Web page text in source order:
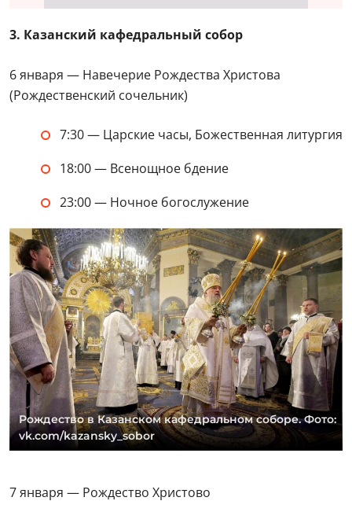
3. Казанский кафедральный собор
6 января — Навечерие Рождества Христова
(Рождественский сочельник)
7:30 — Царские часы, Божественная литургия
18:00 — Всенощное бдение
23:00 — Ночное богослужение
Рождество в Казанском кафедральном соборе. Фото:
vk.com/kazansky_sobor
7 января — Рождество Христово